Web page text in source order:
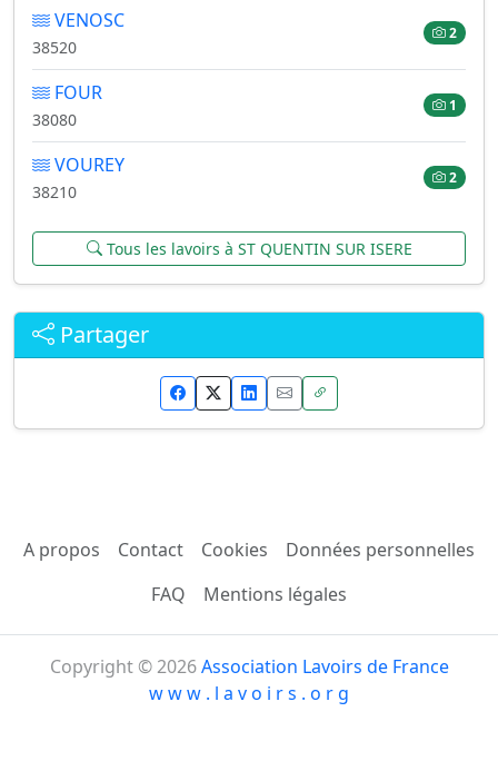
VENOSC
38520
2
FOUR
38080
1
VOUREY
38210
2
Tous les lavoirs à ST QUENTIN SUR ISERE
Partager
A propos Contact Cookies
Données personnelles
FAQ
Mentions légales
Copyright © 2026Association Lavoirs de France
w w w . l a v o i r s . o r g